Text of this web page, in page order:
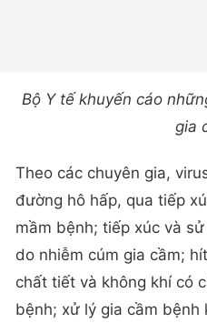
Bộ Y tế khuyến cáo
gia
Theo các chuyên gia,
đường hô hấp, qua tiếp
mầm bệnh; tiếp xúc và
do nhiễm cúm gia cầm;
chất tiết và không khí có
bệnh; xử lý gia cầm